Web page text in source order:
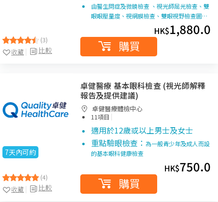
(3)
比較
收藏
由醫生問症及微鏡檢查 、視光師屈光檢查、雙
眼眼壓量度、視網膜檢查、雙眼視野檢查圖…
HK$1,880.0
購買
7天內可約
(4)
比較
收藏
卓健醫療 基本眼科檢查 (視光師解釋
報告及提供建議)
卓健醫療體檢中心
11項目 |
適用於12歲或以上男士及女士
重點驗眼檢查： 為一般青少年及成人而設
的基本眼科健康檢查
HK$750.0
購買